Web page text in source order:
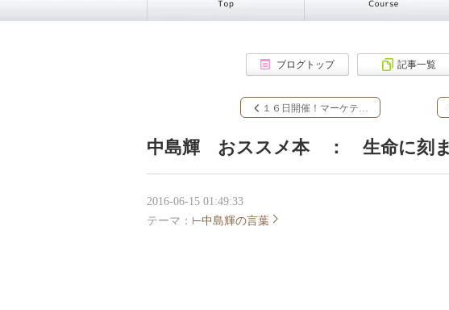
ブログトップ 記事一覧
１６日開催！マーケテ…
中島輝 おススメ本 ： 生命に刻ま
2016-06-15 01:49:33
テーマ： ⊢中島輝の言葉